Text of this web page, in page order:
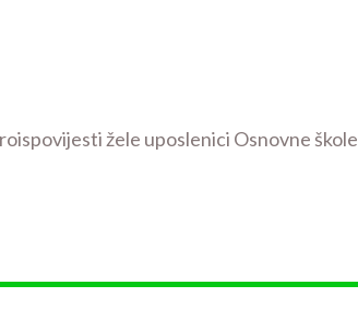
žele uposlenici Osnovne škole